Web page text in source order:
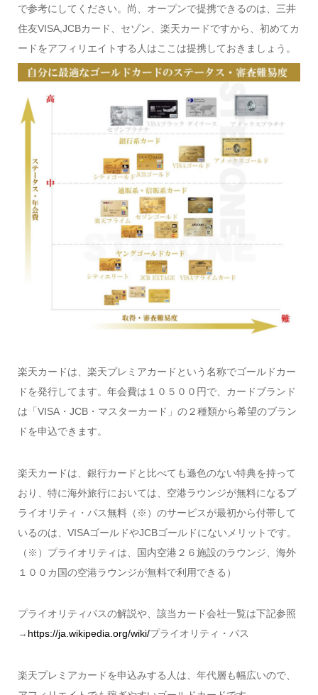
で参考にしてください。尚、オープンで提携できるのは、三井
住友VISA,JCBカード、セゾン、楽天カードですから、初めてカ
ードをアフィリエイトする人はここは提携しておきましょう。
楽天カードは、楽天プレミアカードという名称でゴールドカー
ドを発行してます。年会費は１０５００円で、カードブランド
は「VISA・JCB・マスターカード」の２種類から希望のブラン
ドを申込できます。
楽天カードは、銀行カードと比べても遜色のない特典を持って
おり、特に海外旅行においては、空港ラウンジが無料になるプ
ライオリティ・パス無料（※）のサービスが最初から付帯して
いるのは、VISAゴールドやJCBゴールドにないメリットです。
（※）プライオリティは、国内空港２６施設のラウンジ、海外
１００カ国の空港ラウンジが無料で利用できる）
プライオリティパスの解説や、該当カード会社一覧は下記参照
→ https://ja.wikipedia.org/wiki/プライオリティ・パス
楽天プレミアカードを申込みする人は、年代層も幅広いので、